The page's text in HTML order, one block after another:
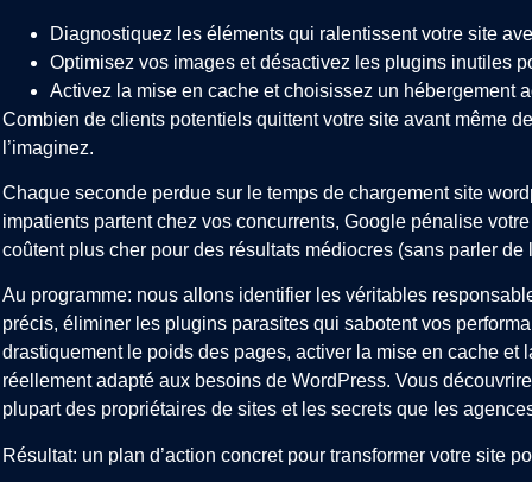
Diagnostiquez les éléments qui ralentissent votre site
Optimisez vos images et désactivez les plugins inutiles
Activez la mise en cache et choisissez un hébergement
Combien de clients potentiels quittent votre site avant même
l’imaginez.
Chaque seconde perdue sur le temps de chargement site
impatients partent chez vos concurrents, Google pénalise
coûtent plus cher pour des résultats médiocres (sans parler de
Au programme: nous allons identifier les véritables
précis, éliminer les plugins parasites qui sabotent vos
drastiquement le poids des pages, activer la mise en cache
réellement adapté aux besoins de WordPress. Vous
plupart des propriétaires de sites et les secrets que les
Résultat: un plan d’action concret pour transformer votre site